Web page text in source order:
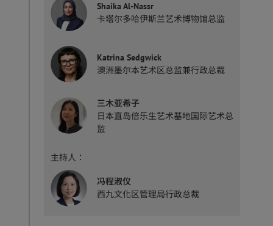
Shaika Al-Nassr
卡塔尔多哈伊斯兰艺术博物馆总监
Katrina Sedgwick
澳洲墨尔本艺术区总监兼行政总裁
三木亚希子
日本直岛倍乐生艺术基地国际艺术总
监
主持人：
冯程淑仪
西九文化区管理局行政总裁